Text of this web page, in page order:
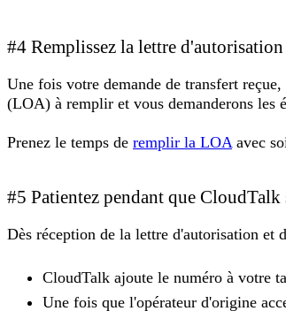
#4 Remplissez la lettre d'autorisation
Une fois votre demande de transfert
(LOA) à remplir et vous demanderons les
Prenez le temps de remplir la LOAavec
#5 Patientez pendant que CloudTalk
Dès réception de la lettre d'autorisation et
CloudTalk ajoute le numéro à votre
Une fois que l'opérateur d'origine